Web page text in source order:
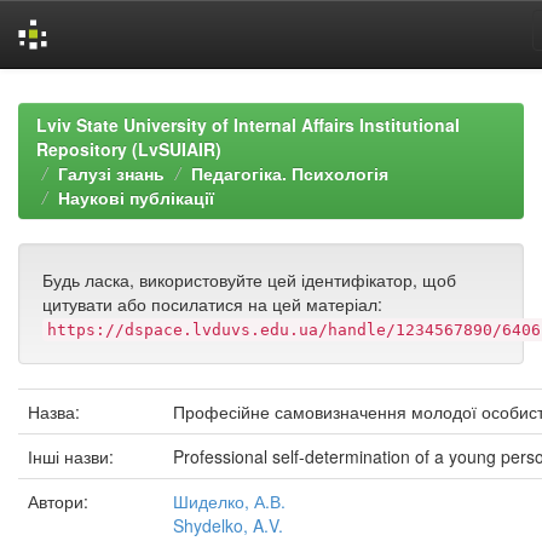
navigationLviv State University of Internal Affairs Institutional
Repository (LvSUIAIR)
Галузі знань
Педагогіка. Психологія
Наукові публікації
Будь ласка, використовуйте цей ідентифікатор, щоб
цитувати або посилатися на цей матеріал:
https://dspace.lvduvs.edu.ua/handle/1234567890/6406
Назва:
Професійне самовизначення молодої
Інші назви:
Professional self-determination of a young
Автори:
Шиделко, А.В.
Shydelko, A.V.